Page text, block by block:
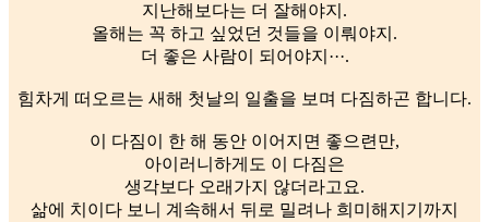
지난해보다는 더 잘해야지.
올해는 꼭 하고 싶었던 것들을 이뤄야지.
더 좋은 사람이 되어야지···.
힘차게 떠오르는 새해 첫날의 일출을 보며 다짐하곤 합니다.
이 다짐이 한 해 동안 이어지면 좋으련만,
아이러니하게도 이 다짐은
생각보다 오래가지 않더라고요.
삶에 치이다 보니 계속해서 뒤로 밀려나 희미해지기까지